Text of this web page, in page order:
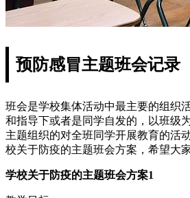
预防感冒主题班会记录
班会是学校集体活动中最主要的组织
和指导下或者是同学自发的，以班级
主题组织的对全班同学开展教育的活
校关于防疫的主题班会方案，希望大
学校关于防疫的主题班会方案1